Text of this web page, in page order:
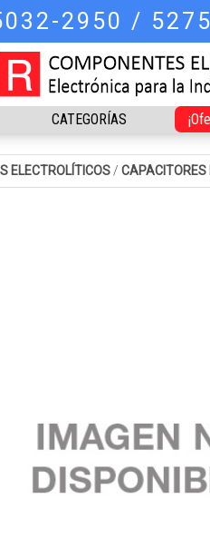
2950 /
CATEGORÍAS
ELECTROLÍTICOS / CAPACITORES